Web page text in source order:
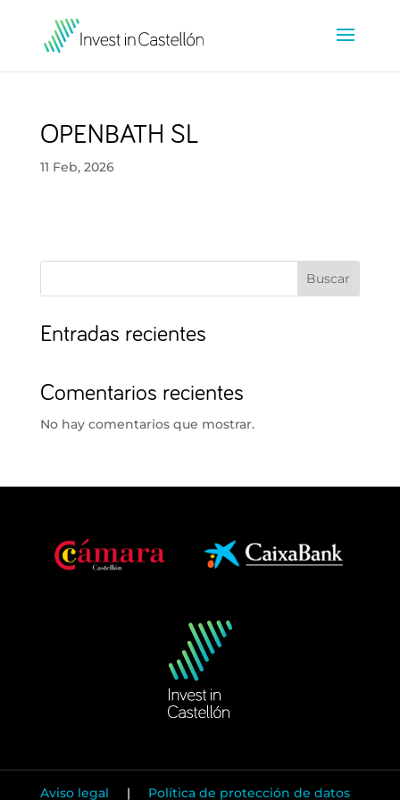
OPENBATH SL
11 Feb, 2026
Buscar
Entradas recientes
Comentarios recientes
No hay comentarios que mostrar.
Aviso legal | Política de protección de datos